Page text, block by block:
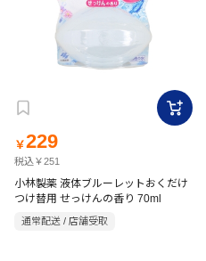
￥229
税込￥251
小林製薬 液体ブルーレットおくだけ
つけ替用 せっけんの香り 70ml
通常配送 / 店舗受取